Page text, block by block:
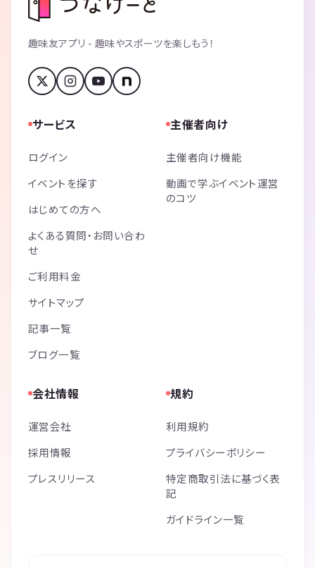
趣味友アプリ - 趣味やスポーツを楽しもう！
サービス
ログイン
イベントを探す
はじめての方へ
よくある質問・お問い合わ
せ
ご利用料金
サイトマップ
記事一覧
ブログ一覧
主催者向け
主催者向け機能
動画で学ぶイベント運営
のコツ
会社情報
運営会社
採用情報
プレスリリース
規約
利用規約
プライバシーポリシー
特定商取引法に基づく表
記
ガイドライン一覧